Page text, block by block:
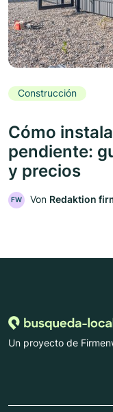
Construcción
Cómo
pendiente:
y precios
FW Von Redaktion
Un proyecto de